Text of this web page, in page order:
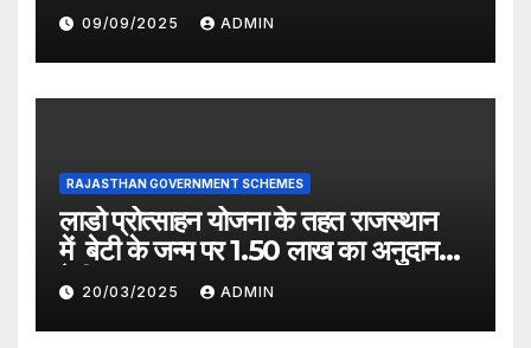
09/09/2025 ADMIN
RAJASTHAN GOVERNMENT SCHEMES
लाडो प्रोत्साहन योजना के तहत राजस्थान
में बेटी के जन्म पर 1.50 लाख का अनुदान
देगी सरकार
20/03/2025 ADMIN